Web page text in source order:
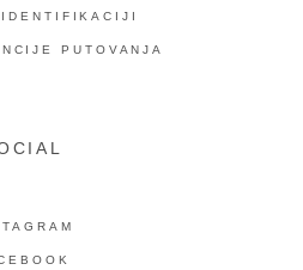
PUTOVANJA